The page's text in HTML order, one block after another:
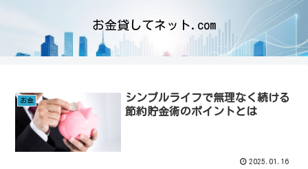
お金貸してネット.com
お金
シンプルライフで無理なく続ける
節約貯金術のポイントとは
2025.01.16